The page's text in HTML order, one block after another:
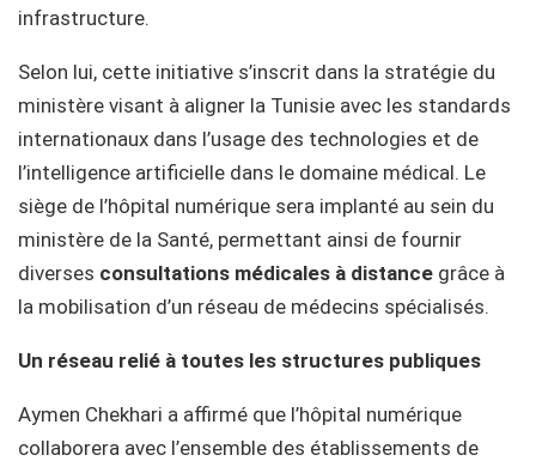
infrastructure.
Selon lui, cette initiative s’inscrit dans la stratégie du
ministère visant à aligner la Tunisie avec les standards
internationaux dans l’usage des technologies et de
l’intelligence artificielle dans le domaine médical. Le
siège de l’hôpital numérique sera implanté au sein du
ministère de la Santé, permettant ainsi de fournir
diverses consultations médicales à distance grâce à
la mobilisation d’un réseau de médecins spécialisés.
Un réseau relié à toutes les structures publiques
Aymen Chekhari a affirmé que l’hôpital numérique
collaborera avec l’ensemble des établissements de